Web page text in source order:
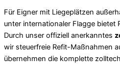
Für Eigner mit Liegeplätzen
unter internationaler Flagge bietet
Durch unser offiziell anerkanntes
wir steuerfreie Refit-Maßnahmen
übernehmen die komplette